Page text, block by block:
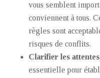
vous semblent
conviennent à tous.
règles sont
risques de conflits.
Clarifier les
essentielle pour